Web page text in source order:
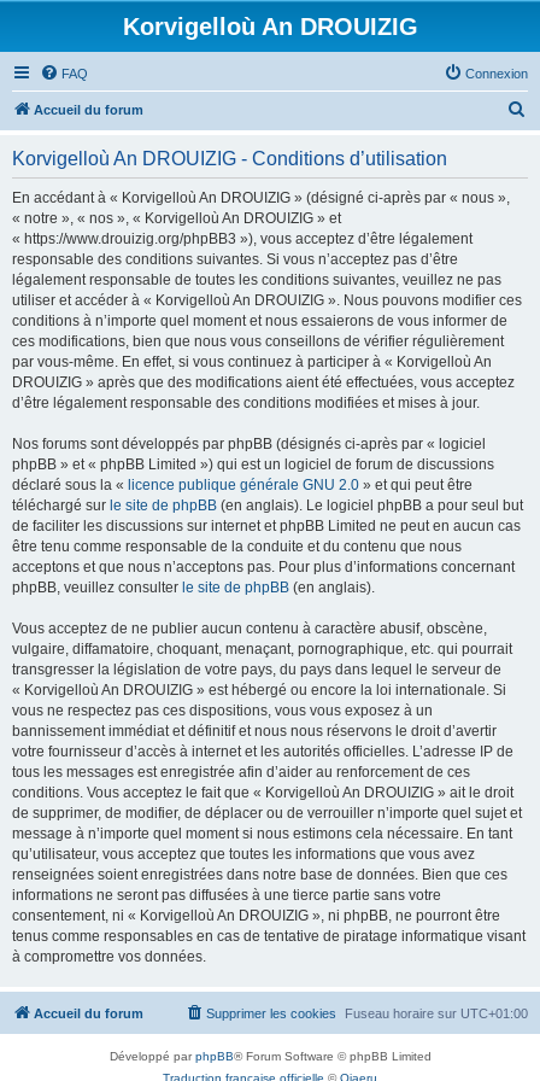
Korvigelloù An DROUIZIG
FAQ Connexion
Accueil du forum
Korvigelloù An DROUIZIG - Conditions d’utilisation
En accédant à « Korvigelloù An DROUIZIG » (désigné ci-après par « nous »,
« notre », « nos », « Korvigelloù An DROUIZIG » et
« https://www.drouizig.org/phpBB3 »), vous acceptez d’être légalement
responsable des conditions suivantes. Si vous n’acceptez pas d’être
légalement responsable de toutes les conditions suivantes, veuillez ne pas
utiliser et accéder à « Korvigelloù An DROUIZIG ». Nous pouvons modifier ces
conditions à n’importe quel moment et nous essaierons de vous informer de
ces modifications, bien que nous vous conseillons de vérifier régulièrement
par vous-même. En effet, si vous continuez à participer à « Korvigelloù An
DROUIZIG » après que des modifications aient été effectuées, vous acceptez
d’être légalement responsable des conditions modifiées et mises à jour.
Nos forums sont développés par phpBB (désignés ci-après par « logiciel
phpBB » et « phpBB Limited ») qui est un logiciel de forum de discussions
déclaré sous la « licence publique générale GNU 2.0 » et qui peut être
téléchargé sur le site de phpBB (en anglais). Le logiciel phpBB a pour seul but
de faciliter les discussions sur internet et phpBB Limited ne peut en aucun cas
être tenu comme responsable de la conduite et du contenu que nous
acceptons et que nous n’acceptons pas. Pour plus d’informations concernant
phpBB, veuillez consulter le site de phpBB (en anglais).
Vous acceptez de ne publier aucun contenu à caractère abusif, obscène,
vulgaire, diffamatoire, choquant, menaçant, pornographique, etc. qui pourrait
transgresser la législation de votre pays, du pays dans lequel le serveur de
« Korvigelloù An DROUIZIG » est hébergé ou encore la loi internationale. Si
vous ne respectez pas ces dispositions, vous vous exposez à un
bannissement immédiat et définitif et nous nous réservons le droit d’avertir
votre fournisseur d’accès à internet et les autorités officielles. L’adresse IP de
tous les messages est enregistrée afin d’aider au renforcement de ces
conditions. Vous acceptez le fait que « Korvigelloù An DROUIZIG » ait le droit
de supprimer, de modifier, de déplacer ou de verrouiller n’importe quel sujet et
message à n’importe quel moment si nous estimons cela nécessaire. En tant
qu’utilisateur, vous acceptez que toutes les informations que vous avez
renseignées soient enregistrées dans notre base de données. Bien que ces
informations ne seront pas diffusées à une tierce partie sans votre
consentement, ni « Korvigelloù An DROUIZIG », ni phpBB, ne pourront être
tenus comme responsables en cas de tentative de piratage informatique visant
à compromettre vos données.
Accueil du forum Fuseau horaire sur UTC+01:00
Supprimer les cookies
Développé parphpBB® Forum Software © phpBB Limited
Traduction française officielle ©Qiaeru